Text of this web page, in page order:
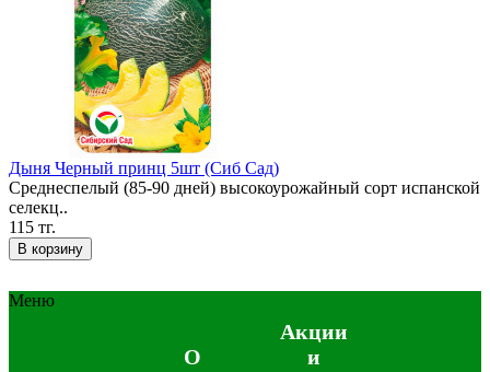
Дыня Черный принц 5шт (Сиб Сад)
Среднеспелый (85-90 дней) высокоурожайный сорт испанской
селекц..
115 тг.
В корзину
Меню
О
Акции
и